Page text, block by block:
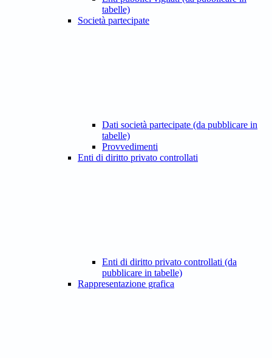
tabelle)
Società partecipate
Dati società partecipate (da pubblicare in
tabelle)
Provvedimenti
Enti di diritto privato controllati
Enti di diritto privato controllati (da
pubblicare in tabelle)
Rappresentazione grafica